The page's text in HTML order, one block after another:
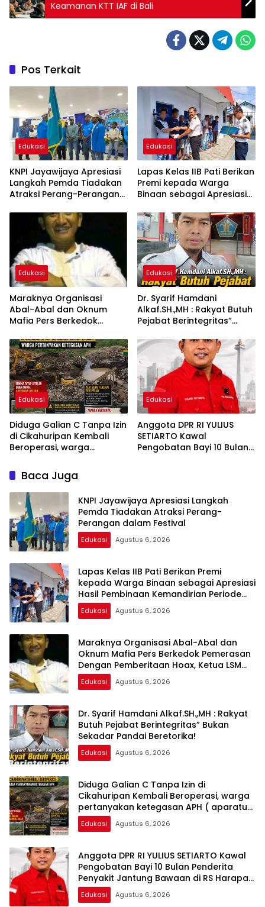
Keamanan KTT IAF di Bali
Pos Terkait
Edukasi
KNPI Jayawijaya Apresiasi
Langkah Pemda Tiadakan
Atraksi Perang-Perangan
Edukasi
Lapas Kelas IIB Pati Berikan
Premi kepada Warga
Binaan sebagai Apresiasi
Kemandirian Periode Juli
2026
Edukasi
Maraknya Organisasi
Abal-Abal dan Oknum
Mafia Pers Berkedok
Pemberitaan Hoax, Ketua
LSM Forum Rakyat Bersatu
Minta Aparat Bertindak
Edukasi
Dr. Syarif Hamdani
Alkaf.SH.,MH : Rakyat Butuh
Pejabat Berintegritas”
Beretorika!
Edukasi
Diduga Galian C Tanpa Izin
di Cikahuripan Kembali
Beroperasi, warga
APH ( aparatur penegak
hukum )
Edukasi
Anggota DPR RI YULIUS
SETIARTO Kawal
Pengobatan Bayi 10 Bulan
Baca Juga
KNPI Jayawijaya Apresiasi Langkah
Pemda Tiadakan Atraksi Perang-
Perangan dalam Festival
Edukasi Agustus 6, 2026
Lapas Kelas IIB Pati Berikan Premi
kepada Warga Binaan sebagai Apresiasi
Hasil Pembinaan Kemandirian Periode
Juli 2026
Edukasi Agustus 6, 2026
Maraknya Organisasi Abal-Abal dan
Oknum Mafia Pers Berkedok Pemerasan
Dengan Pemberitaan Hoax, Ketua LSM
Forum Rakyat Bersatu Minta Aparat
Bertindak
Edukasi Agustus 6, 2026
Dr. Syarif Hamdani Alkaf.SH.,MH : Rakyat
Butuh Pejabat Berintegritas” Bukan
Sekadar Pandai Beretorika!
Edukasi Agustus 6, 2026
Diduga Galian C Tanpa Izin di
Cikahuripan Kembali Beroperasi, warga
pertanyakan ketegasan APH ( aparatur
penegak hukum )
Edukasi Agustus 6, 2026
Anggota DPR RI YULIUS SETIARTO Kawal
Pengobatan Bayi 10 Bulan Penderita
Penyakit Jantung Bawaan di RS Harapan
Kita
Edukasi Agustus 6, 2026